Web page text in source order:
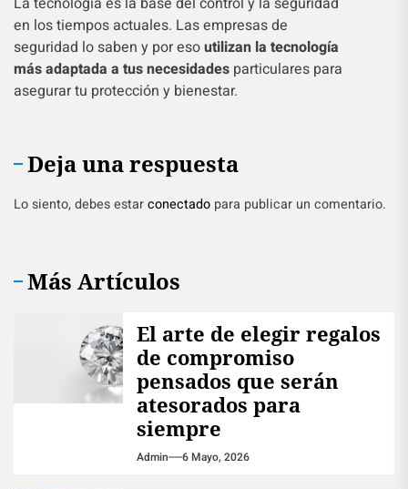
en los tiempos actuales. Las empresas de
seguridad lo saben y por esoutilizan la tecnología
más adaptada a tus necesidades particulares para
asegurar tu protección y bienestar.
Deja una respuesta
Lo siento, debes estarconectado para publicar un comentario.
Más Artículos
El arte de elegir regalos
de compromiso
pensados que serán
atesorados para
siempre
Admin 6 Mayo, 2026